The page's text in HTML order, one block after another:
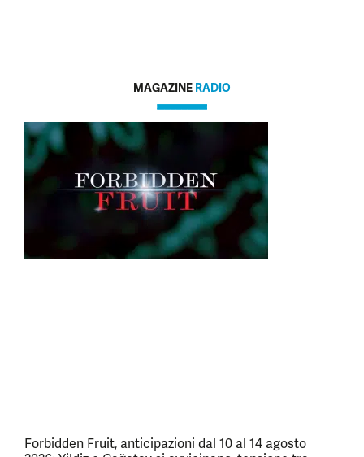
MAGAZINE RADIO
Forbidden Fruit, anticipazioni dal 10 al 14 agosto